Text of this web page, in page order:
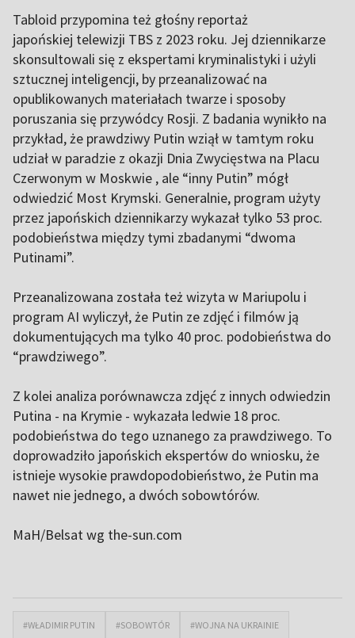
Tabloid przypomina też głośny reportaż
japońskiej telewizji TBS z 2023 roku. Jej dziennikarze
skonsultowali się z ekspertami kryminalistyki i użyli
sztucznej inteligencji, by przeanalizować na
opublikowanych materiałach twarze i sposoby
poruszania się przywódcy Rosji. Z badania wynikło na
przykład, że prawdziwy Putin wziął w tamtym roku
udział w paradzie z okazji Dnia Zwycięstwa na Placu
Czerwonym w Moskwie , ale “inny Putin” mógł
odwiedzić Most Krymski. Generalnie, program użyty
przez japońskich dziennikarzy wykazał tylko 53 proc.
podobieństwa między tymi zbadanymi “dwoma
Putinami”.
Przeanalizowana została też wizyta w Mariupolu i
program AI wyliczył, że Putin ze zdjęć i filmów ją
dokumentujących ma tylko 40 proc. podobieństwa do
“prawdziwego”.
Z kolei analiza porównawcza zdjęć z innych odwiedzin
Putina - na Krymie - wykazała ledwie 18 proc.
podobieństwa do tego uznanego za prawdziwego. To
doprowadziło japońskich ekspertów do wniosku, że
istnieje wysokie prawdopodobieństwo, że Putin ma
nawet nie jednego, a dwóch sobowtórów.
MaH/Belsatwg the-sun.com
#WŁADIMIR PUTIN #SOBOWTÓR #WOJNA NA UKRAINIE